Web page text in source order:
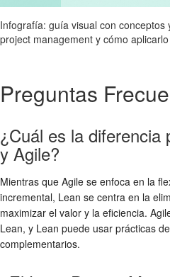
Infografía: guía visual con
project management y cómo
Preguntas
¿Cuál es la diferencia
y Agile?
Mientras que Agile se enfoca en la
incremental, Lean se centra en la
maximizar el valor y la eficiencia.
Lean, y Lean puede usar prácticas
complementarios.